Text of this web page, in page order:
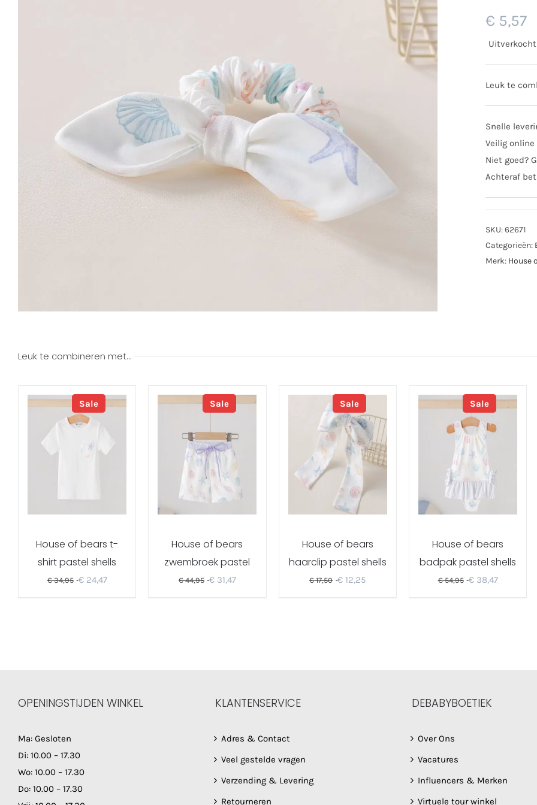
€ 5,57
Uitverkocht
Leuk te
Snelle
Veilig
Niet goed?
Achteraf
SKU:62671
Categorieën:
Merk: House
Leuk te combineren met…
Sale
House of bears t-
shirt pastel shells
€34,95 €24,47
Sale
House of bears
zwembroek pastel
shells
€44,95 €31,47
Sale
House of bears
haarclip pastel shells
€17,50 € 12,25
Sale
House of bears
badpak pastel shells
€54,95 €38,47
OPENINGSTIJDEN WINKEL
Ma: Gesloten
Di: 10.00 – 17.30
Wo: 10.00 – 17.30
Do: 10.00 – 17.30
KLANTENSERVICE
Adres & Contact
Veel gestelde vragen
Verzending & Levering
Retourneren
DEBABYBOETIEK
Over Ons
Vacatures
Influencers & Merken
Virtuele tour winkel